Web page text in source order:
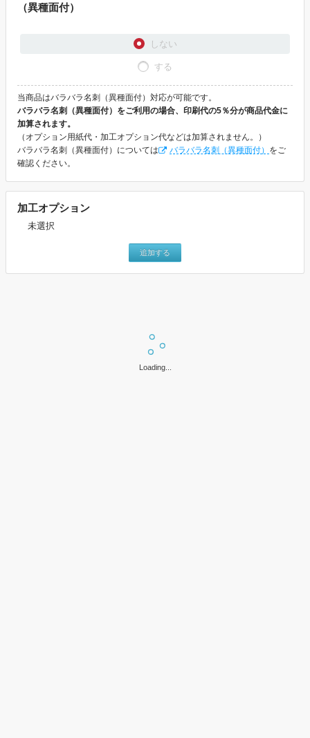
（異種面付）
しない
する
当商品はバラバラ名刺（異種面付）対応が可能です。
バラバラ名刺（異種面付）をご利用の場合、印刷代の5％分が商品代金に
加算されます。
（オプション用紙代・加工オプション代などは加算されません。）
バラバラ名刺（異種面付）については
バラバラ名刺（異種面付） をご
確認ください。
加工オプション
未選択
追加する
両面カラー」の表に分かれています。
Loading...